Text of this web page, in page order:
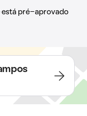
está pré-aprovado